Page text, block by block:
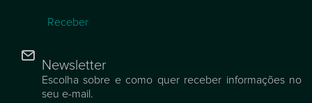
Receber
Newsletter
Escolha sobre e como quer receber informações no
seu e-mail.